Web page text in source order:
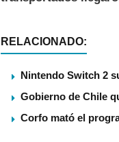
RELACIONADO:
Nintendo Switch 2
Gobierno de Chile
Corfo mató el